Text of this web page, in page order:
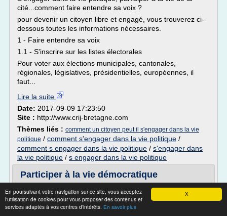
X
En poursuivant votre navigation sur ce site, vous acceptez
l'utilisation de cookies pour vous proposer des contenus et
services adaptés à vos centres d'intérêts. En savoir plus
cité...comment faire entendre sa voix ?
pour devenir un citoyen libre et engagé, vous trouverez ci-
dessous toutes les informations nécessaires.
1 - Faire entendre sa voix
1.1 - S'inscrire sur les listes électorales
Pour voter aux élections municipales, cantonales,
régionales, législatives, présidentielles, européennes, il
faut...
Lire la suite
Date: 2017-09-09 17:23:50
Site : http://www.crij-bretagne.com
Thèmes liés : comment un citoyen peut il s'engager dans la vie
politique / comment s'engager dans la vie politique /
comment s engager dans la vie politique / s'engager dans
la vie politique / s engager dans la vie politique
Participer à la vie démocratique
Les 10 grands partis politiques
L'adhésion aux partis politiques en France demeure en
retrait par rapport à de nombreux autres pays. En effet,